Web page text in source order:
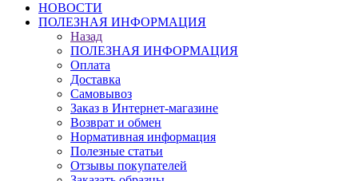
НОВОСТИ
ПОЛЕЗНАЯ ИНФОРМАЦИЯ
Назад
ПОЛЕЗНАЯ ИНФОРМАЦИЯ
Оплата
Доставка
Самовывоз
Заказ в Интернет-магазине
Возврат и обмен
Нормативная информация
Полезные статьи
Отзывы покупателей